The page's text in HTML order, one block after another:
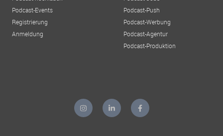
Podcast-Events
Registrierung
Anmeldung
Podcast-Push
Podcast-Werbung
Podcast-Agentur
Podcast-Produktion